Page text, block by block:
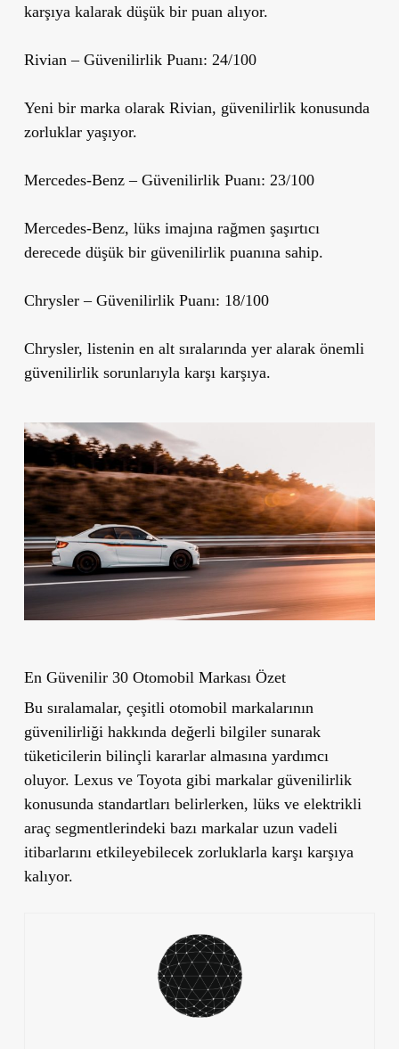
karşıya kalarak düşük bir puan alıyor.
Rivian – Güvenilirlik Puanı: 24/100
Yeni bir marka olarak Rivian, güvenilirlik konusunda
zorluklar yaşıyor.
Mercedes-Benz– Güvenilirlik Puanı: 23/100
Mercedes-Benz, lüks imajına rağmen şaşırtıcı
derecede düşük bir güvenilirlik puanına sahip.
Chrysler– Güvenilirlik Puanı: 18/100
Chrysler, listenin en alt sıralarında yer alarak önemli
güvenilirlik sorunlarıyla karşı karşıya.
En Güvenilir 30 Otomobil Markası Özet
Bu sıralamalar, çeşitli otomobil markalarının
güvenilirliği hakkında değerli bilgiler sunarak
tüketicilerin bilinçli kararlar almasına yardımcı
oluyor. Lexus ve Toyota gibi markalar güvenilirlik
konusunda standartları belirlerken, lüks ve elektrikli
araç segmentlerindeki bazı markalar uzun vadeli
itibarlarını etkileyebilecek zorluklarla karşı karşıya
kalıyor.